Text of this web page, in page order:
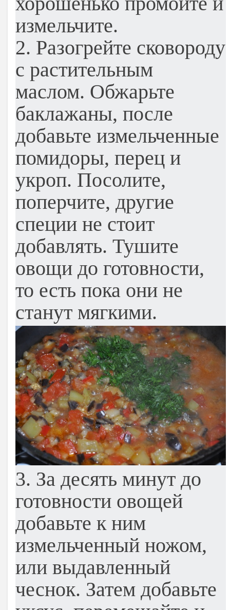
измельчите.
2. Разогрейте сковороду
с растительным
маслом. Обжарьте
баклажаны, после
добавьте измельченные
помидоры, перец и
укроп. Посолите,
поперчите, другие
специи не стоит
добавлять. Тушите
овощи до готовности,
то есть пока они не
станут мягкими.
3. За десять минут до
готовности овощей
добавьте к ним
измельченный ножом,
или выдавленный
чеснок. Затем добавьте